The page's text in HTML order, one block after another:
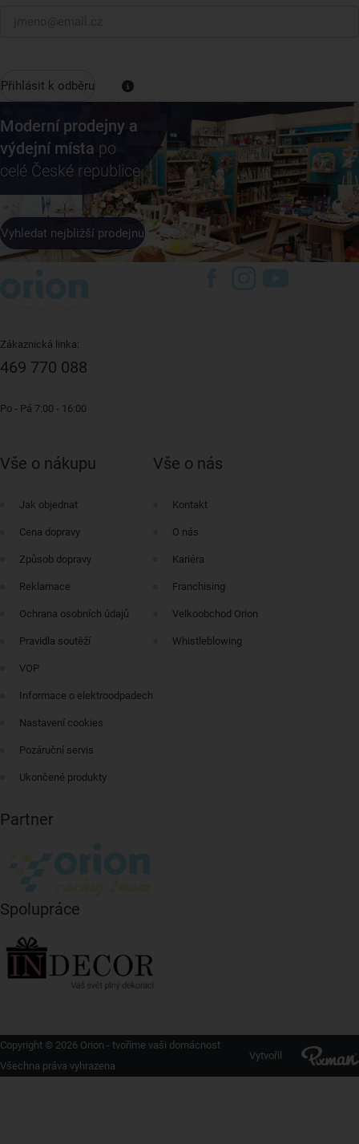
Přihlásit k odběru
Moderní prodejny a
výdejní místa po
celé České republice
Vyhledat nejbližší prodejnu
Zákaznická linka:
469 770 088
Po - Pá 7:00 - 16:00
Vše o nákupu
Jak objednat
Cena dopravy
Způsob dopravy
Reklamace
Ochrana osobních údajů
Pravidla soutěží
VOP
Informace o elektroodpadech
Nastavení cookies
Pozáruční servis
Ukončené produkty
Vše o nás
Kontakt
O nás
Kariéra
Franchising
Velkoobchod Orion
Whistleblowing
Partner
Spolupráce
Copyright © 2026 Orion - tvoříme vaši domácnost
Všechna práva vyhrazena
Vytvořil